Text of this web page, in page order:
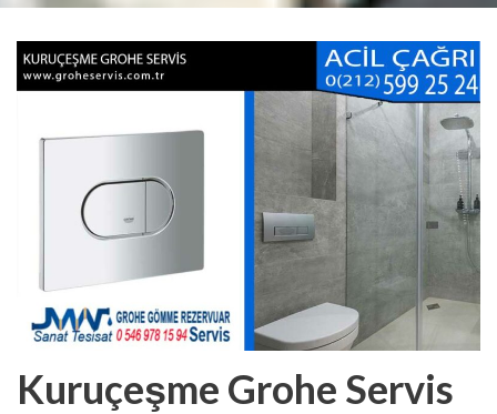
Kuruçeşme Grohe Servis